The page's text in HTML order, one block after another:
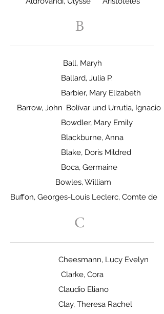
B
Ball, Maryh
Ballard, Julia P.
Barbier, Mary Elizabeth
Barrow, John Bolívar und Urrutia, Ignacio
Bowdler, Mary Emily
Blackburne, Anna
Blake, Doris Mildred
Boca, Germaine
Bowles, William
Buffon, Georges-Louis Leclerc, Comte de
C
Cheesmann, Lucy Evelyn
Clarke, Cora
Claudio Eliano
Clay, Theresa Rachel